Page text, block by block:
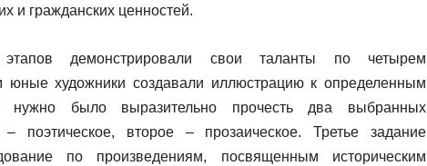
и гражданских ценностей.
этапов демонстрировали свои таланты по четырем
юные художники создавали иллюстрацию к определенным
нужно было выразительно прочесть два выбранных
поэтическое, второе – прозаическое. Третье задание
по произведениям, посвященным историческим